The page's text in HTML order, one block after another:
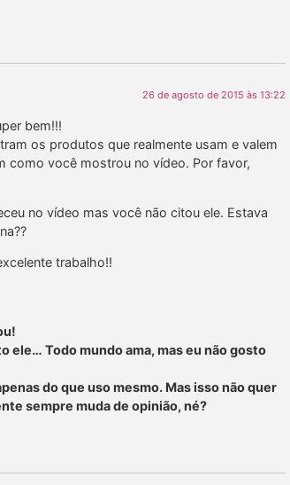
26 de agosto de 2015 às 13:22
bem!!!
os produtos que realmente usam e valem
como você mostrou no vídeo. Por favor,
no vídeo mas você não citou ele. Estava
trabalho!!
ele… Todo mundo ama, mas eu não gosto
do que uso mesmo. Mas isso não quer
sempre muda de opinião, né?